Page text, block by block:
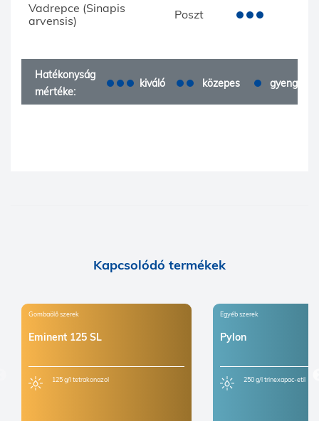
Vadrepce (Sinapis
arvensis)
Poszt
Hatékonyság
mértéke:
kiváló közepes gyenge
Kapcsolódó termékek
Gombaölő szerek
Eminent 125 SL
125 g/l tetrakonazol
Egyéb szerek
Pylon
250 g/l trinexapac-etil